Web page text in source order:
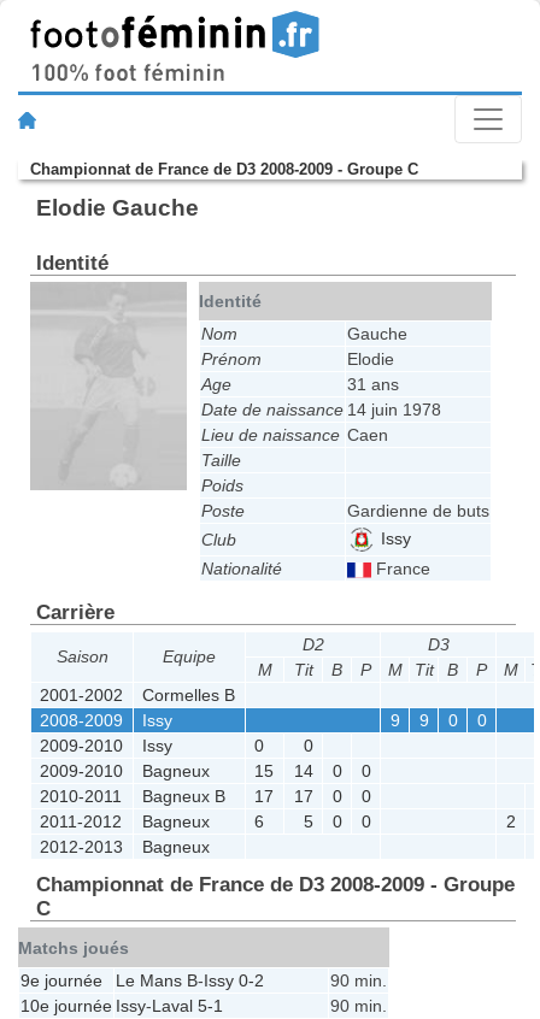
Championnat de France de D3 2008-2009 - Groupe C
Elodie Gauche
Identité
Identité
Nom
Gauche
Prénom
Elodie
Age
31 ans
Date de naissance 14 juin 1978
Lieu de naissance Caen
Taille
Poids
Poste
Gardienne de buts
Club
Issy
Nationalité
France
Carrière
Saison Equipe
D2
D3
M
Tit B P M Tit B P M
2001-2002
Cormelles B
2008-2009
Issy 9 9 0
0
2009-2010
Issy 0
0
2009-2010
Bagneux 15 14 0
0
2010-2011
Bagneux B 17 17 0
0
2011-2012
Bagneux 6 5 0 0 2
2012-2013
Bagneux
Championnat de France de D3 2008-2009 - Groupe
C
Matchs joués
9e journée
Le Mans B-Issy 0-2
90 min.
10e journée Issy-Laval 5-1
90 min.